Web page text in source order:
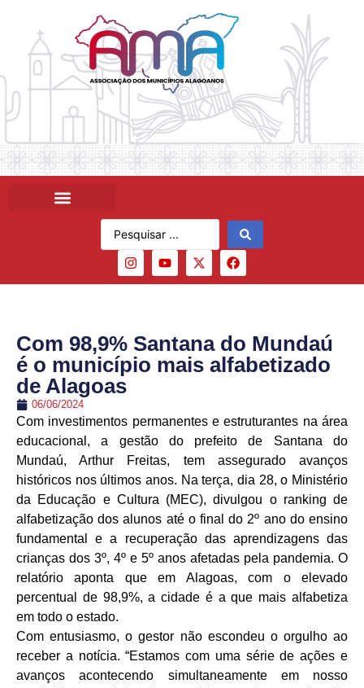
Com 98,9% Santana do Mundaú
é o município mais alfabetizado
de Alagoas
06/06/2024
Com investimentos permanentes e estruturantes na área
educacional, a gestão do prefeito de Santana do
Mundaú, Arthur Freitas, tem assegurado avanços
históricos nos últimos anos. Na terça, dia 28, o Ministério
da Educação e Cultura (MEC), divulgou o ranking de
alfabetização dos alunos até o final do 2º ano do ensino
fundamental e a recuperação das aprendizagens das
crianças dos 3º, 4º e 5º anos afetadas pela pandemia. O
relatório aponta que em Alagoas, com o elevado
percentual de 98,9%, a cidade é a que mais alfabetiza
em todo o estado.
Com entusiasmo, o gestor não escondeu o orgulho ao
receber a notícia. “Estamos com uma série de ações e
avanços acontecendo simultaneamente em nosso